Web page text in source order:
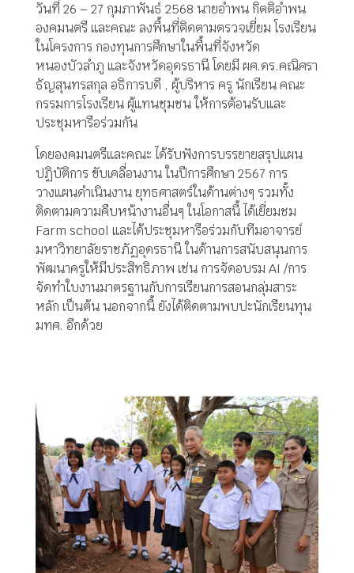
วันที่ 26 – 27 กุมภาพันธ์ 2568 นายอำพน กิตติอำพน
องคมนตรี และคณะ ลงพื้นที่ติดตามตรวจเยี่ยม โรงเรียน
ในโครงการ กองทุนการศึกษาในพื้นที่จังหวัด
หนองบัวลำภู และจังหวัดอุดรธานี โดยมี ผศ.ดร.คณิศรา
ธัญสุนทรสกุล อธิการบดี , ผู้บริหาร ครู นักเรียน คณะ
กรรมการโรงเรียน ผู้แทนชุมชน ให้การต้อนรับและ
ประชุมหารือร่วมกัน
โดยองคมนตรีและคณะ ได้รับฟังการบรรยายสรุปแผน
ปฏิบัติการ ขับเคลื่อนงาน ในปีการศึกษา 2567 การ
วางแผนดำเนินงาน ยุทธศาสตร์ในด้านต่างๆ รวมทั้ง
ติดตามความคืบหน้างานอื่นๆ ในโอกาสนี้ ได้เยี่ยมชม
Farm school และได้ประชุมหารือร่วมกับทีมอาจารย์
มหาวิทยาลัยราชภัฏอุดรธานี ในด้านการสนับสนุนการ
พัฒนาครูให้มีประสิทธิภาพ เช่น การจัดอบรม AI /การ
จัดทำใบงานมาตรฐานกับการเรียนการสอนกลุ่มสาระ
หลัก เป็นต้น นอกจากนี้ ยังได้ติดตามพบปะนักเรียนทุน
มทศ. อีกด้วย